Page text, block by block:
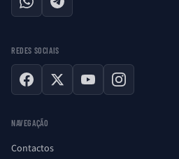
WhatsAppTelegram
REDES SOCIAIS
Facebook
X YouTubeInstagram
NAVEGAÇÃO
Contactos